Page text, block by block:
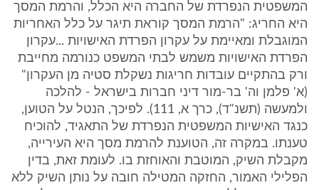
המשפטית הנפרדת של החברה היא הכלל, והרמת המסך
היא החריג: "הרמת המסך קוראת תיגר על כלל האחריות
המוגבלת ומאיימת על עקרון הפרדת האישויות ...עקרון
הפרדת האישויות משמש לבתי המשפט כנורמה מחייבת
ורק בהתקיים עובדות חריגות נשקלת סטיה מן העקרון"
(א' פלמן וה' בר-מור דיני חברות בישראל - להלכה
ולמעשה (תשנ"ד), כרך א, 111). לפיכך, הנטל על הטוען,
כנגד האישיות המשפטית הנפרדת של התאגיד, להוכיח
טענתו. במקרה זה, הטוענת להרמת מסך היא העירייה,
מקבלת השיק, המוטבת והאוחזת בו. לעומת זאת, בדין
הפלילי האמור, החזקה המטילה חובה על נותן השיק ללא